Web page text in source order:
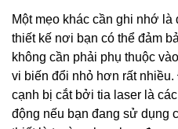
Một mẹo khác cần ghi nhớ là
thiết kế nơi bạn có thể đảm
không cần phải phụ thuộc
vi biến đổi nhỏ hơn rất
cạnh bị cắt bởi tia laser là
động nếu bạn đang sử dụng